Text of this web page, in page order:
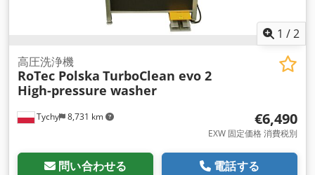
1 /2
Tychy 8,731 km
高圧洗浄機
RoTec Polska TurboClean evo 2
High-pressure washer
€6,490
EXW 固定価格 消費税別
問い合わせる 電話する